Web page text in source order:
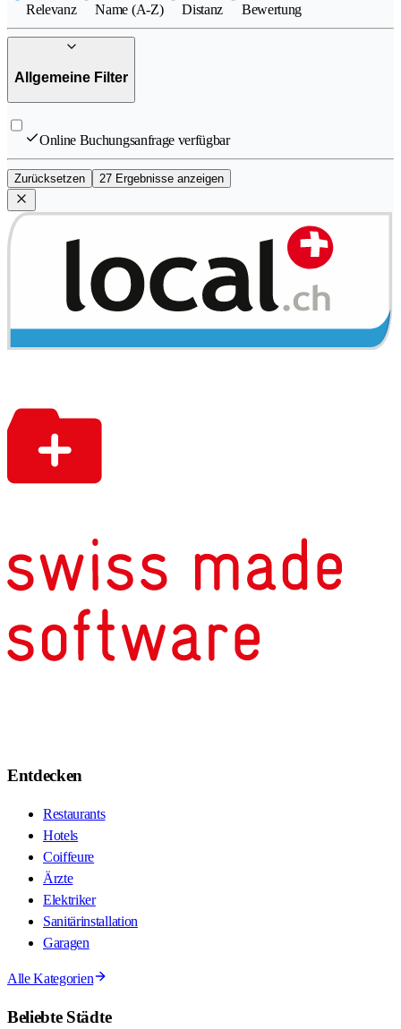
Relevanz Name (A-Z) Distanz Bewertung
Allgemeine Filter
Online Buchungsanfrage verfügbar
Zurücksetzen 27 Ergebnisse anzeigen
Entdecken
Restaurants
Hotels
Coiffeure
Ärzte
Elektriker
Sanitärinstallation
Garagen
Alle Kategorien
Beliebte Städte